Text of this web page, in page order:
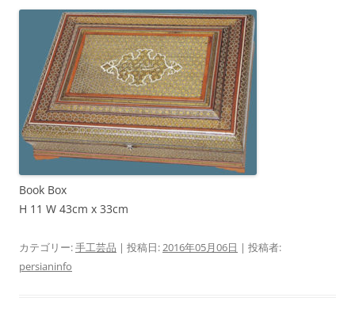
Book Box
H 11 W 43cm x 33cm
カテゴリー:手工芸品 | 投稿日:2016年05月06日 | 投稿者:
persianinfo